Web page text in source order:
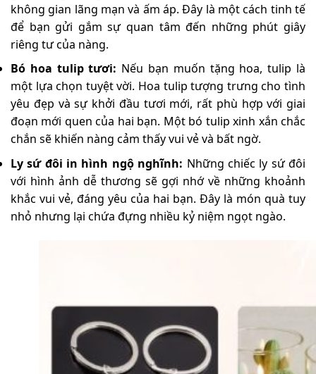
không gian lãng mạn và ấm áp. Đây là một cách tinh tế
để bạn gửi gắm sự quan tâm đến những phút giây
riêng tư của nàng.
Bó hoa tulip tươi: Nếu bạn muốn tặng hoa, tulip là
một lựa chọn tuyệt vời. Hoa tulip tượng trưng cho tình
yêu đẹp và sự khởi đầu tươi mới, rất phù hợp với giai
đoạn mới quen của hai bạn. Một bó tulip xinh xắn chắc
chắn sẽ khiến nàng cảm thấy vui vẻ và bất ngờ.
Ly sứ đôi in hình ngộ nghĩnh: Những chiếc ly sứ đôi
với hình ảnh dễ thương sẽ gợi nhớ về những khoảnh
khắc vui vẻ, đáng yêu của hai bạn. Đây là món quà tuy
nhỏ nhưng lại chứa đựng nhiều kỷ niệm ngọt ngào.